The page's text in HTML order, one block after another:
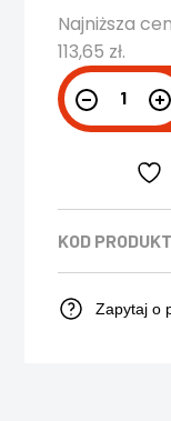
Najniższa
113,65 zł.
KOD
Zapytaj o